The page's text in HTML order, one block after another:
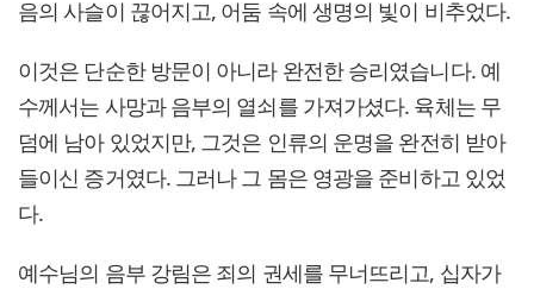
음의 사슬이 끊어지고, 어둠 속에 생명의 빛이 비추었다.
이것은 단순한 방문이 아니라 완전한 승리였습니다. 예
수께서는 사망과 음부의 열쇠를 가져가셨다. 육체는 무
덤에 남아 있었지만, 그것은 인류의 운명을 완전히 받아
들이신 증거였다. 그러나 그 몸은 영광을 준비하고 있었
다.
예수님의 음부 강림은 죄의 권세를 무너뜨리고, 십자가